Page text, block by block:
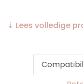
⇣ Lees volledige